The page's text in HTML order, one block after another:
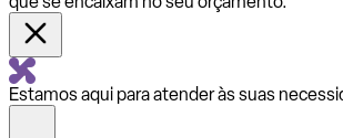
Estamos aqui para atender às suas